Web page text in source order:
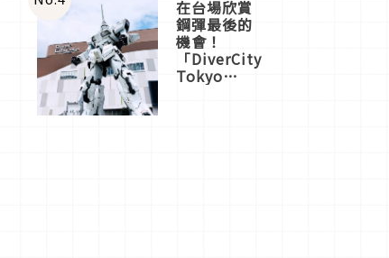
在台場欣賞
鋼彈最後的
機會！
「DiverCity
Tokyo